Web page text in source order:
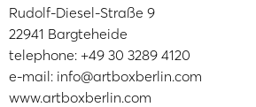
Rudolf-Diesel-Straße 9
22941 Bargteheide
telephone: +49 30 3289 4120
e-mail: info@artboxberlin.com
www.artboxberlin.com